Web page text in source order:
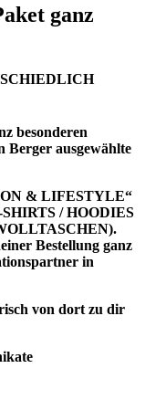
ganz
besonderen
ausgewählte
& LIFESTYLE“
/ HOODIES
Bestellung ganz
in
von dort zu dir